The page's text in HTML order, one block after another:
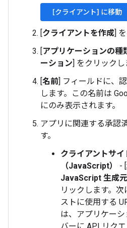
[クライアント] に移動
[クライアントを作成]
[アプリケーションの種
ーション] をクリックし
[名前] フィールドに、
します。この名前は
にのみ表示されます。
アプリに関連する承認
す。
クライアントサイ
（JavaScript）
- [
JavaScript 生成元
リックします。
ストに使用する
は、アプリケーシ
バーに API リク